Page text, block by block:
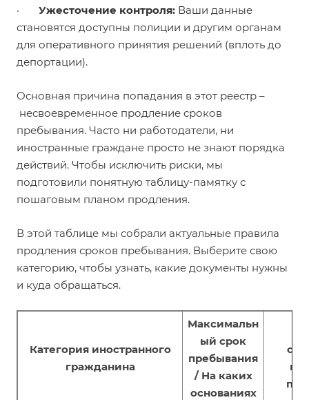
· Ужесточение контроля: Ваши данные
становятся доступны полиции и другим органам
для оперативного принятия решений (вплоть до
депортации).
Основная причина попадания в этот реестр –
несвоевременное продление сроков
пребывания. Часто ни работодатели, ни
иностранные граждане просто не знают порядка
действий. Чтобы исключить риски, мы
подготовили понятную таблицу-памятку с
пошаговым планом продления.
В этой таблице мы собрали актуальные правила
продления сроков пребывания. Выберите свою
категорию, чтобы узнать, какие документы нужны
и куда обращаться.
Категория иностранного
гражданина
Максимальн
ый срок
пребывания
/ На каких
основаниях